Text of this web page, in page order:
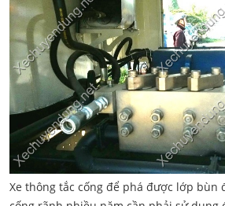
Xe thông tắc cống để phá được lớp bùn